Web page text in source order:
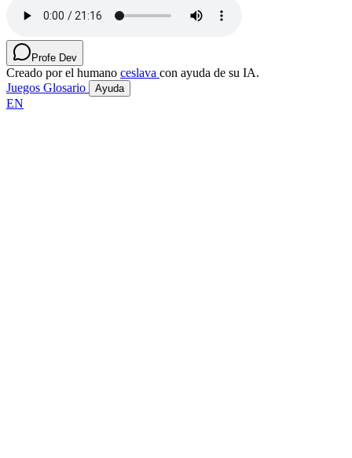
Profe Dev
Creado por el humano ceslava con ayuda de su IA.
Juegos Glosario Ayuda
EN